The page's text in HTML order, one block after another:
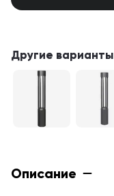
Другие варианты
Описание